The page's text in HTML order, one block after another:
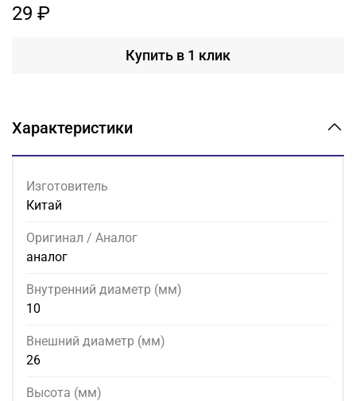
29 ₽
Купить в 1 клик
Характеристики
Изготовитель
Китай
Оригинал / Аналог
аналог
Внутренний диаметр (мм)
10
Внешний диаметр (мм)
26
Высота (мм)